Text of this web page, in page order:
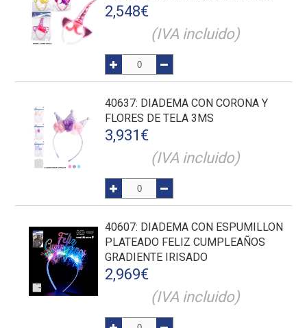
2,548€
(IVA incluido)
40637: DIADEMA CON CORONA Y
FLORES DE TELA 3MS
3,931 €
(IVA incluido)
40607: DIADEMA CON ESPUMILLON
PLATEADO FELIZ CUMPLEAÑOS
GRADIENTE IRISADO
2,969€
(IVA incluido)